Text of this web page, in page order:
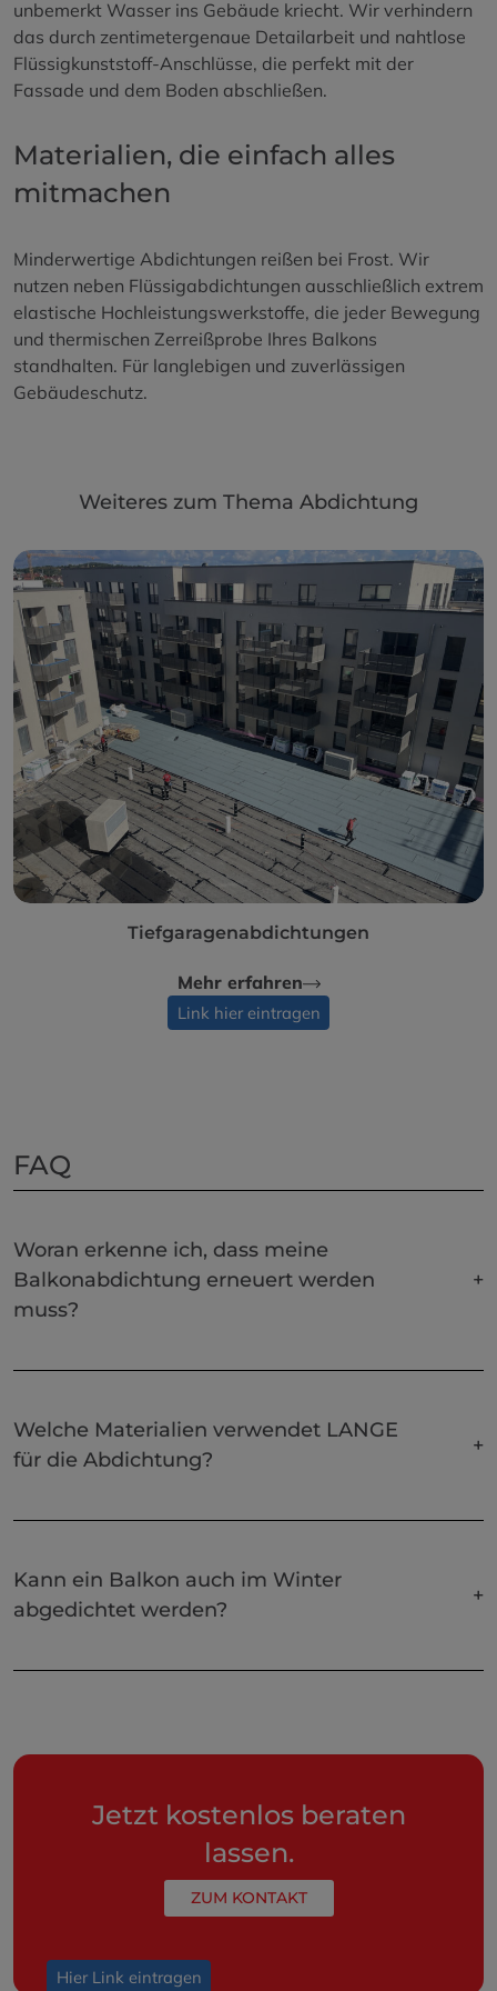
unbemerkt Wasser ins Gebäude kriecht. Wir verhindern
das durch zentimetergenaue Detailarbeit und nahtlose
Flüssigkunststoff-Anschlüsse, die perfekt mit der
Fassade und dem Boden abschließen.
Materialien, die einfach alles
mitmachen
Minderwertige Abdichtungen reißen bei Frost. Wir
nutzen neben Flüssigabdichtungen ausschließlich extrem
elastische Hochleistungswerkstoffe, die jeder Bewegung
und thermischen Zerreißprobe Ihres Balkons
standhalten. Für langlebigen und zuverlässigen
Gebäudeschutz.
Weiteres zum Thema Abdichtung
Tiefgaragenabdichtungen
Mehr erfahren
Link hier eintragen
FAQ
Woran erkenne ich, dass meine
Balkonabdichtung erneuert werden
muss?
Welche Materialien verwendet LANGE
für die Abdichtung?
Kann ein Balkon auch im Winter
abgedichtet werden?
Jetzt kostenlos beraten
lassen.
ZUM KONTAKT
Hier Link eintragen